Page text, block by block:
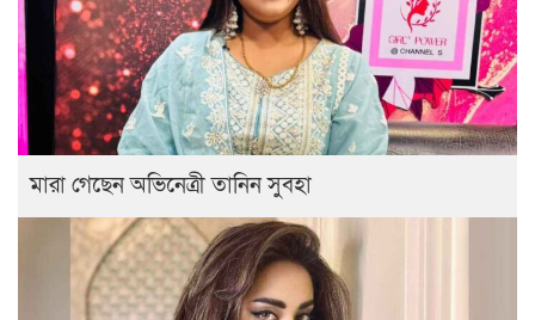
মারা গেছেন অভিনেত্রী তানিন সুবহা